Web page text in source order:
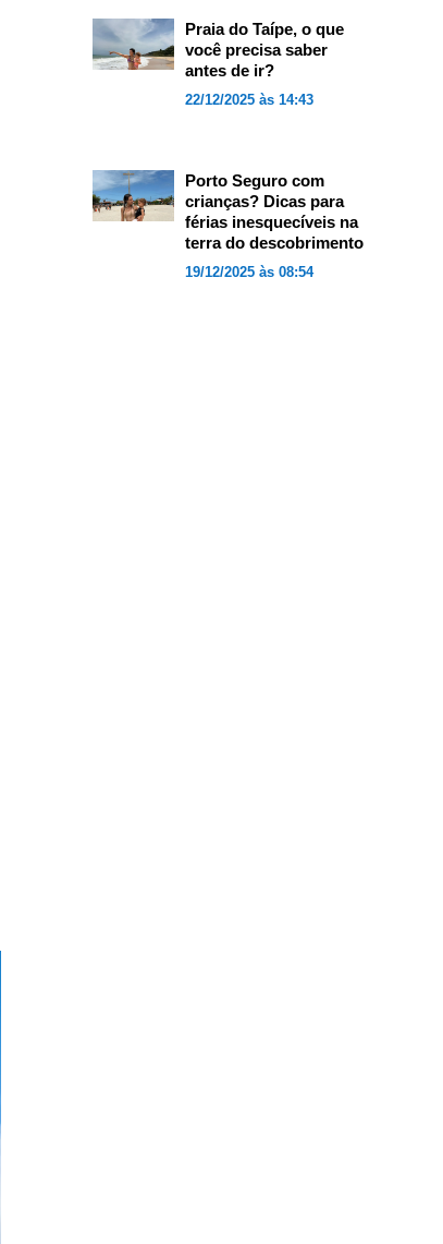
Praia do Taípe, o que
você precisa saber
antes de ir?
22/12/2025 às 14:43
Porto Seguro com
crianças? Dicas para
férias inesquecíveis na
terra do descobrimento
19/12/2025 às 08:54